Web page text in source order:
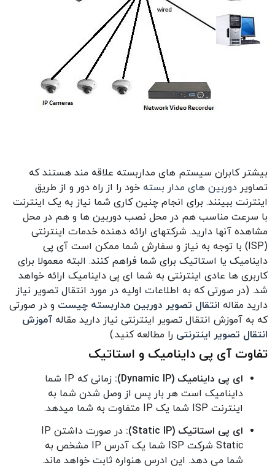
بیشتر کابران سیستم های مداربسته علاقه مند هستند که
تصاویر دوربین های مدار بسته خود را از راه دور و از طریق
اینترنت ببینند. برای انجام چنین کاری شما نیاز به یک اینترنت
با سرعت مناسب هم در محل نصب دوربین ها و هم در محل
مشاهده آنها دارید. شرکتهای ارائه دهنده خدمات اینترنتی
(ISP) با توجه به نیاز و سفارش شما ممکن است آی پی
داینامیک یا استاتیک برای شما فراهم کنند. البته معمولا برای
کاربری ها عادی اینترنتی به شما ای پی داینامیک ارائه خواهد
شد. (در صورتی که به اطلاعات اولیه در مورد انتقال تصویر نیاز
دارید مقاله انتقال تصویر دوربین مداربسته چیست و در صورتی
که به آموزش انتقال تصویر اینترنتی نیاز دارید مقاله آموزش
انتقال تصویر اینترنتی را مطالعه کنید.)
تفاوت آی پی داینامیک و استاتیک
ای پی داینامیک (Dynamic IP):
زمانی که IP شما
داینامیک است هر بار پس از وصل شدن شما به
اینترنت ISP شما یک IP متفاوت به شما میدهد.
ای پی استاتیک (Static IP):
در صورت داشتن IP
Static شرکت ISP شما یک آدرس IP مشخص به
شما می دهد. این ادرس هنواره ثابت خواهد ماند.